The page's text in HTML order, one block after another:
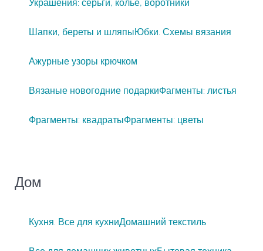
Украшения: серьги, колье, воротники
Шапки, береты и шляпыЮбки. Схемы вязания
Ажурные узоры крючком
Вязаные новогодние подаркиФагменты: листья
Фрагменты: квадратыФрагменты: цветы
Дом
Кухня. Все для кухниДомашний текстиль